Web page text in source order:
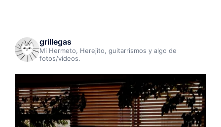
grillegas
Mi Hermeto, Herejito, guitarrismos y algo de
fotos/vídeos.